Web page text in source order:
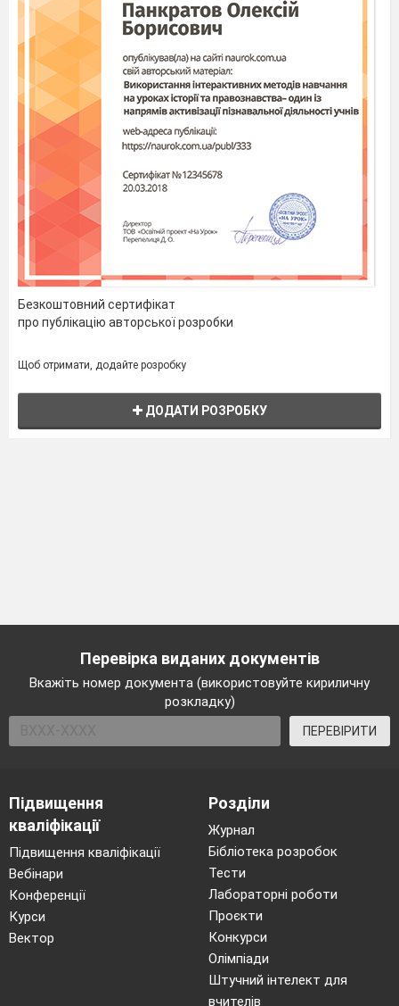
Безкоштовний сертифікат
про публікацію авторської розробки
Щоб отримати, додайте розробку
ДОДАТИ РОЗРОБКУ
Перевірка виданих документів
Вкажіть номер документа (використовуйте кириличну
розкладку)
ПЕРЕВІРИТИ
Підвищення
кваліфікації
Підвищення кваліфікації
Вебінари
Конференції
Курси
Вектор
Розділи
Журнал
Бібліотека розробок
Тести
Лабораторні роботи
Проєкти
Конкурси
Олімпіади
Штучний інтелект для
вчителів